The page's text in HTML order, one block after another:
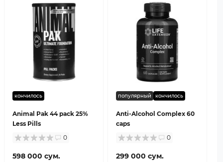
кончилось
Animal Pak 44 pack 25%
Less Pills
0
598 000 сум.
популярный кончилось
Anti-Alcohol Complex 60
caps
0
299 000 сум.